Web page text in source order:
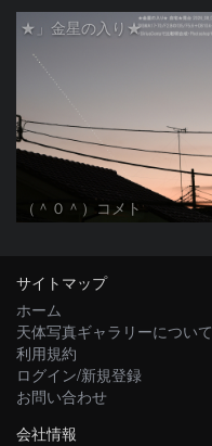
★」金星の入り★
（＾０＾）コメト
サイトマップ
ホーム
天体写真ギャラリーについて
利用規約
ログイン/新規登録
お問い合わせ
会社情報